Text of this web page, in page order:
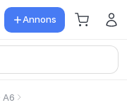
Annons
A6